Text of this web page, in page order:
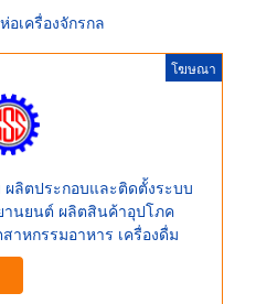
เครื่องจักรกล
โฆษณา
ลิตประกอบและติดตั้งระบบ
านยนต์ ผลิตสินค้าอุปโภค
หกรรมอาหาร เครื่องดื่ม